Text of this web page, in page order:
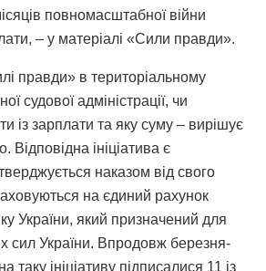
повномасштабної війни
– у матеріалі «Сили правди».
правди» в територіальному
судової адміністрації, чи
із зарплати та яку суму – вирішує
Відповідна ініціатива є
наказом від свого
на єдиний рахунок
України, який призначений для
сил України. Впродовж березня-
таку ініціативу підписалися 11 із